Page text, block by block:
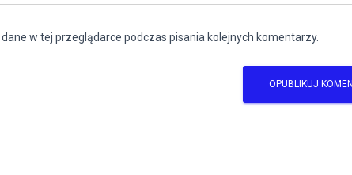
w tej przeglądarce podczas pisania kolejnych komentarzy.